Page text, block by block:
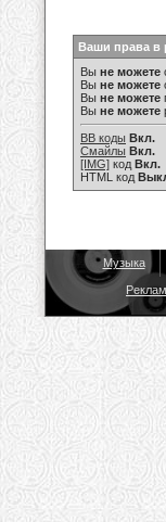
Ваши права в
Вы не можете
Вы не можете
Вы не можете
Вы не можете
BB коды Вкл.
Смайлы Вкл.
[IMG] код Вкл.
HTML код
Музыка